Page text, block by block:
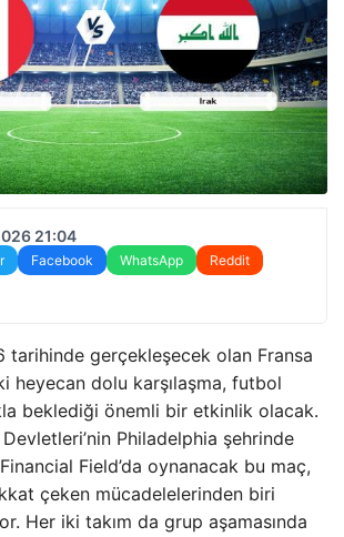
21:04
Facebook WhatsApp
Reddit
tarihinde gerçekleşecek olan Fransa
heyecan dolu karşılaşma, futbol
beklediği önemli bir etkinlik olacak.
Philadelphia şehrinde
Field’da oynanacak bu maç,
çeken mücadelelerinden biri
Her iki takım da grup aşamasında